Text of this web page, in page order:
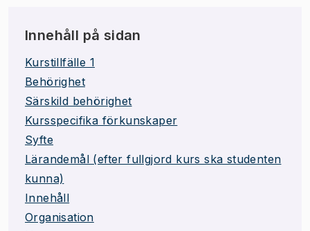
Innehåll på sidan
Kurstillfälle 1
Behörighet
Särskild behörighet
Kursspecifika förkunskaper
Syfte
Lärandemål (efter fullgjord kurs ska studenten
kunna)
Innehåll
Organisation